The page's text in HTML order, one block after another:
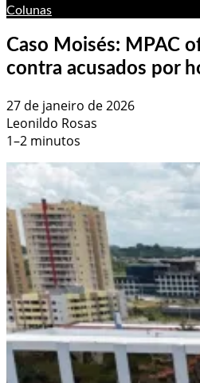
Colunas
Caso Moisés: MPAC
contra acusados por
27 de janeiro de 2026
Leonildo Rosas
1–2 minutos